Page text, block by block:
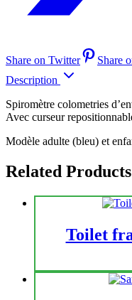
Share on Twitter
Share
Description
Spiromètre colometries
Avec curseur
Modèle adulte (bleu) et
Related Products
Toilet